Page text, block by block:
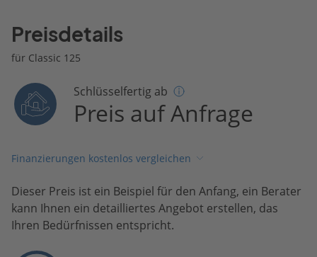
Preisdetails
für Classic 125
Schlüsselfertig ab
Preis auf Anfrage
Finanzierungen kostenlos vergleichen
Dieser Preis ist ein Beispiel für den Anfang, ein Berater
kann Ihnen ein detailliertes Angebot erstellen, das
Ihren Bedürfnissen entspricht.